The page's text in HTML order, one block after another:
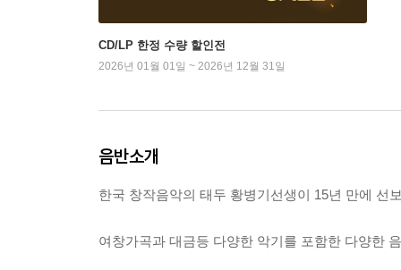
CD/LP 한정 수량 할인전
2026년 01월 01일 ~ 2026년 12월 31일
음반소개
한국 창작음악의 태두 황병기선생이 15년 만에 선
여창가곡과 대금등 다양한 악기를 포함한 다양한